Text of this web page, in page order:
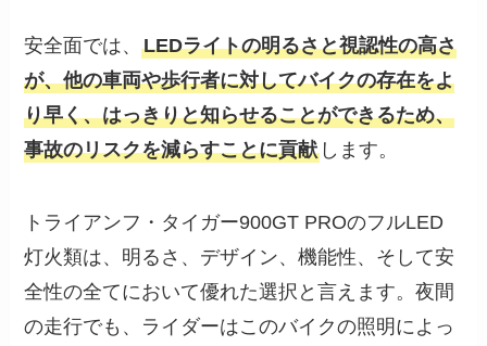
安全面では、LEDライトの明るさと視認性の高さ
が、他の車両や歩行者に対してバイクの存在をよ
り早く、はっきりと知らせることができるため、
事故のリスクを減らすことに貢献 します。
トライアンフ・タイガー900GT PROのフルLED
灯火類は、明るさ、デザイン、機能性、そして安
全性の全てにおいて優れた選択と言えます。夜間
の走行でも、ライダーはこのバイクの照明によっ